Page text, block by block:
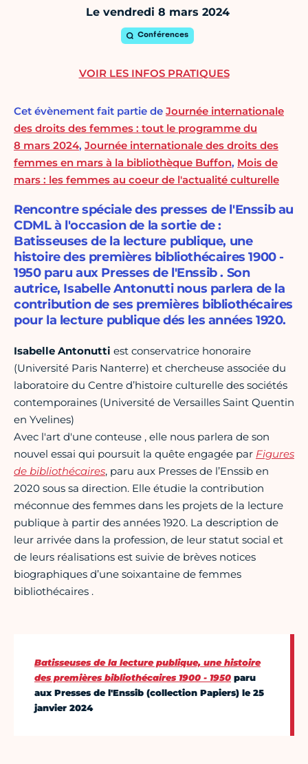
Le vendredi 8 mars 2024
Conférences
Cet évènement fait partie de Journée internationale
des droits des femmes : tout le programme du
8 mars 2024, Journée internationale des droits des
femmes en mars à la bibliothèque Buffon, Mois de
mars : les femmes au coeur de l'actualité culturelle
Rencontre spéciale des presses de l'Enssib au
CDML à l'occasion de la sortie de :
Batisseuses de la lecture publique, une
histoire des premières bibliothécaires 1900 -
1950 paru aux Presses de l'Enssib . Son
autrice, Isabelle Antonutti nous parlera de la
contribution de ses premières bibliothécaires
pour la lecture publique dés les années 1920.
Isabelle Antonutti est conservatrice honoraire
(Université Paris Nanterre) et chercheuse associée du
laboratoire du Centre d’histoire culturelle des sociétés
contemporaines (Université de Versailles Saint Quentin
en Yvelines)
Avec l'art d'une conteuse , elle nous parlera de son
nouvel essai qui poursuit la quête engagée par Figures
de bibliothécaires, paru aux Presses de l’Enssib en
2020 sous sa direction. Elle étudie la contribution
méconnue des femmes dans les projets de la lecture
publique à partir des années 1920. La description de
leur arrivée dans la profession, de leur statut social et
de leurs réalisations est suivie de brèves notices
biographiques d’une soixantaine de femmes
bibliothécaires .
Batisseuses de la lecture publique, une histoire
des premières bibliothécaires 1900 - 1950 paru
aux Presses de l'Enssib (collection Papiers) le 25
janvier 2024
VOIR LES INFOS PRATIQUES